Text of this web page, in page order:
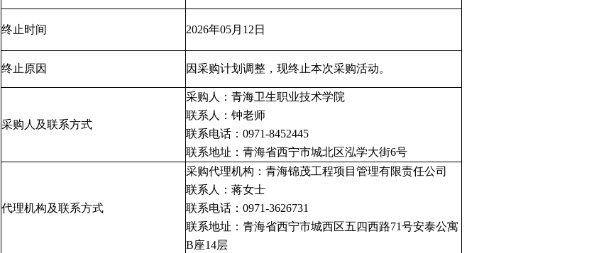
终止时间 2026年05月12日
终止原因 因采购计划调整，现终止本次采购活动。
采购人及联系方式
采购人：青海卫生职业技术学院
联系人：钟老师
联系电话：0971-8452445
联系地址：青海省西宁市城北区泓学大街6号
代理机构及联系方式
采购代理机构：青海锦茂工程项目管理有限责任公司
联系人：蒋女士
联系电话：0971-3626731
联系地址：青海省西宁市城西区五四西路71号安泰公寓
B座14层